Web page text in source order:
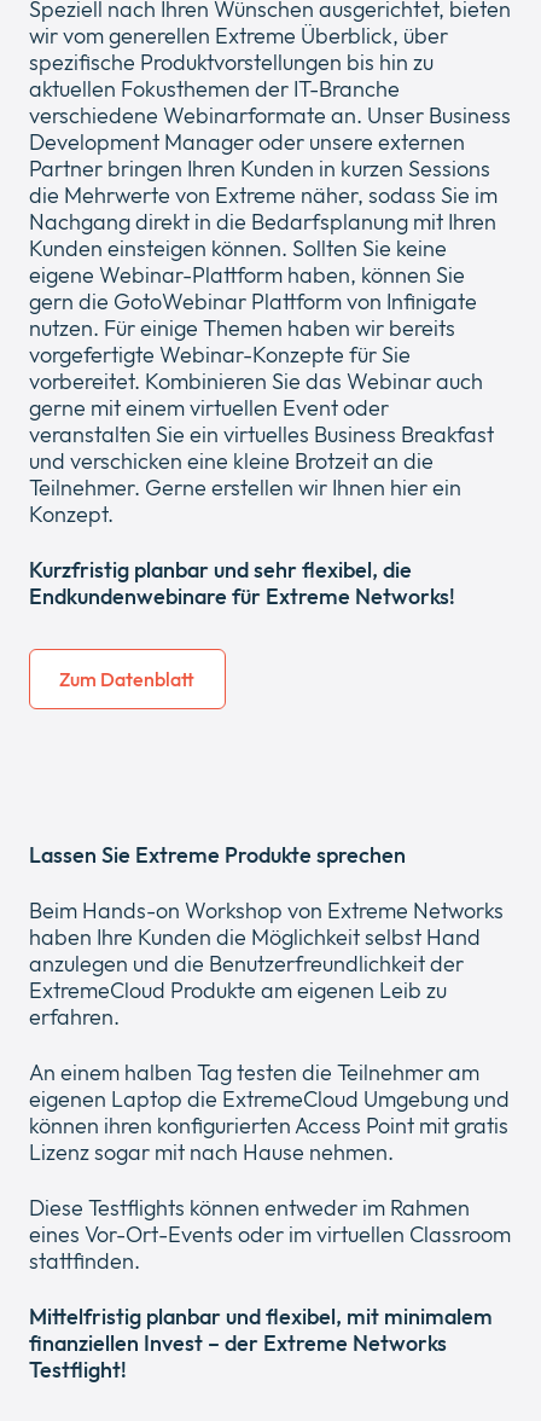
Speziell nach Ihren Wünschen ausgerichtet, bieten
wir vom generellen Extreme Überblick, über
spezifische Produktvorstellungen bis hin zu
aktuellen Fokusthemen der IT-Branche
verschiedene Webinarformate an. Unser Business
Development Manager oder unsere externen
Partner bringen Ihren Kunden in kurzen Sessions
die Mehrwerte von Extreme näher, sodass Sie im
Nachgang direkt in die Bedarfsplanung mit Ihren
Kunden einsteigen können. Sollten Sie keine
eigene Webinar-Plattform haben, können Sie
gern die GotoWebinar Plattform von Infinigate
nutzen. Für einige Themen haben wir bereits
vorgefertigte Webinar-Konzepte für Sie
vorbereitet. Kombinieren Sie das Webinar auch
gerne mit einem virtuellen Event oder
veranstalten Sie ein virtuelles Business Breakfast
und verschicken eine kleine Brotzeit an die
Teilnehmer. Gerne erstellen wir Ihnen hier ein
Konzept.
Kurzfristig planbar und sehr flexibel, die
Endkundenwebinare für Extreme Networks!
Zum Datenblatt
Lassen Sie Extreme Produkte sprechen
Beim Hands-on Workshop von Extreme Networks
haben Ihre Kunden die Möglichkeit selbst Hand
anzulegen und die Benutzerfreundlichkeit der
ExtremeCloud Produkte am eigenen Leib zu
erfahren.
An einem halben Tag testen die Teilnehmer am
eigenen Laptop die ExtremeCloud Umgebung und
können ihren konfigurierten Access Point mit gratis
Lizenz sogar mit nach Hause nehmen.
Diese Testflights können entweder im Rahmen
eines Vor-Ort-Events oder im virtuellen Classroom
stattfinden.
Mittelfristig planbar und flexibel, mit minimalem
finanziellen Invest – der Extreme Networks
Testflight!